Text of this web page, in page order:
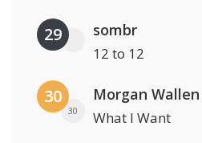
29 sombr
12 to 12
30
30
Morgan
What I Want